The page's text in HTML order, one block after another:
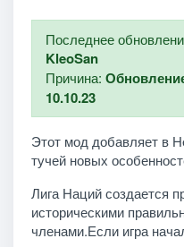
Последнее
KleoSan
Причина:
10.10.23
Этот мод добавляет в
тучей новых
Лига Наций создается
историческими
членами.Если игра